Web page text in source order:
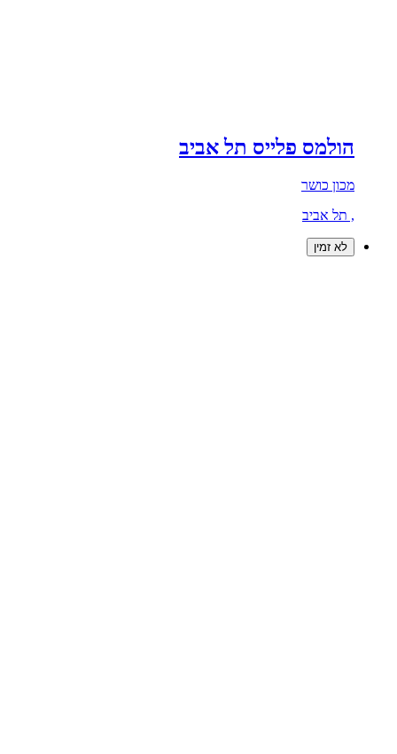
הולמס פלייס תל אביב
מכון כושר
, תל אביב
לא זמין